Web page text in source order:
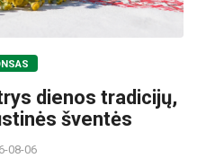
dienos tradicijų,
šventės
08-06